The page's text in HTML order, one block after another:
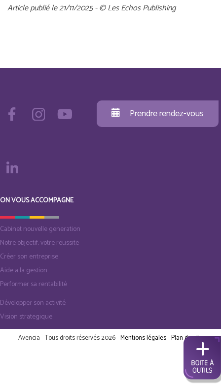
Article publié le 21/11/2025 - © Les Echos Publishing
Prendre rendez-vous
ON VOUS ACCOMPAGNE
Cabinet nouvelle generation
Notre objectif, votre reussite
Créer son entreprise
Aide a la gestion
Performer sa rentabilité
Développer son activité
Vision strategique
Avencia - Tous droits réservés 2026 -Mentions légales-Plan du site